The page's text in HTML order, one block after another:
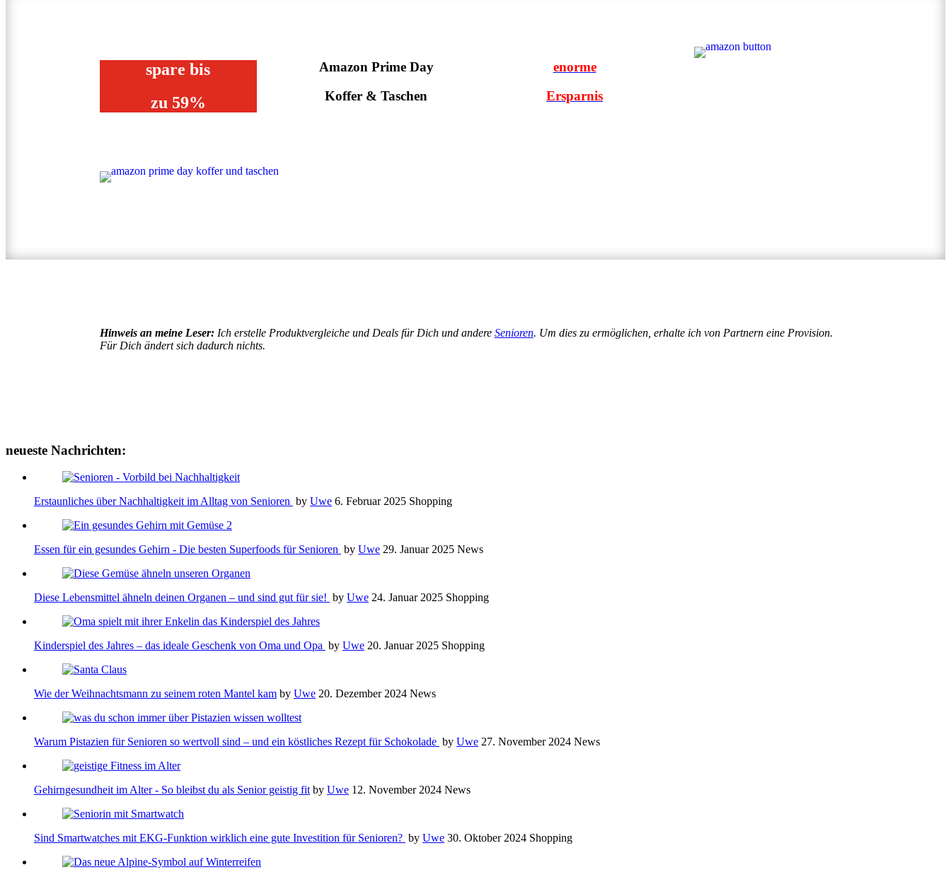
spare bis
zu 59%
Amazon Prime Day
Koffer & Taschen
enorme
Ersparnis
Hinweis an meine Leser: Ich erstelle Produktvergleiche und Deals für Dich und andere Senioren. Um dies zu ermöglichen, erhalte ich von Partnern eine Provision.
Für Dich ändert sich dadurch nichts.
neueste Nachrichten:
Erstaunliches über Nachhaltigkeit im Alltag von Senioren by Uwe 6. Februar 2025 Shopping
Essen für ein gesundes Gehirn - Die besten Superfoods für Senioren by Uwe 29. Januar 2025 News
Diese Lebensmittel ähneln deinen Organen – und sind gut für sie! by Uwe 24. Januar 2025 Shopping
Kinderspiel des Jahres – das ideale Geschenk von Oma und Opa by Uwe 20. Januar 2025 Shopping
Wie der Weihnachtsmann zu seinem roten Mantel kam by Uwe 20. Dezember 2024 News
Warum Pistazien für Senioren so wertvoll sind – und ein köstliches Rezept für Schokolade by Uwe 27. November 2024 News
Gehirngesundheit im Alter - So bleibst du als Senior geistig fitby Uwe 12. November 2024 News
Sind Smartwatches mit EKG-Funktion wirklich eine gute Investition für Senioren? by Uwe 30. Oktober 2024 Shopping